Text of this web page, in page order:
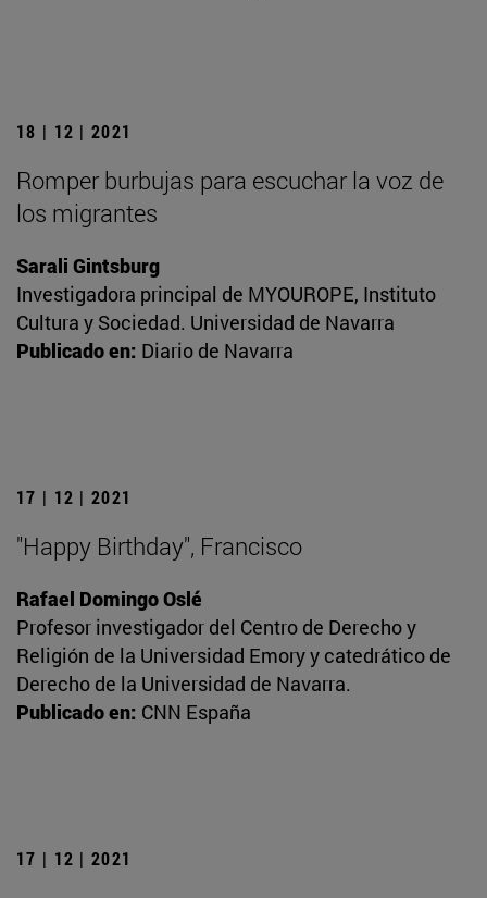
18 | 12 | 2021
Romper burbujas para escuchar la voz de
los migrantes
Sarali Gintsburg
Investigadora principal de MYOUROPE, Instituto
Cultura y Sociedad. Universidad de Navarra
Publicado en: Diario de Navarra
17 | 12 | 2021
"Happy Birthday", Francisco
Rafael Domingo Oslé
Profesor investigador del Centro de Derecho y
Religión de la Universidad Emory y catedrático de
Derecho de la Universidad de Navarra.
Publicado en: CNN España
17 | 12 | 2021